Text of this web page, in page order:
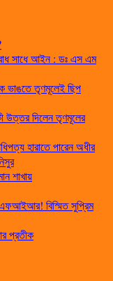
সাধে আইন : ডঃ এস এম
ভাঙতে তৃণমূলেই ছিপ
উত্তর দিলেন তৃণমূলের
হারাতে পারেন অধীর
শাখায়
এফআইআর! বিস্মিত সুপ্রিম
প্রতীক